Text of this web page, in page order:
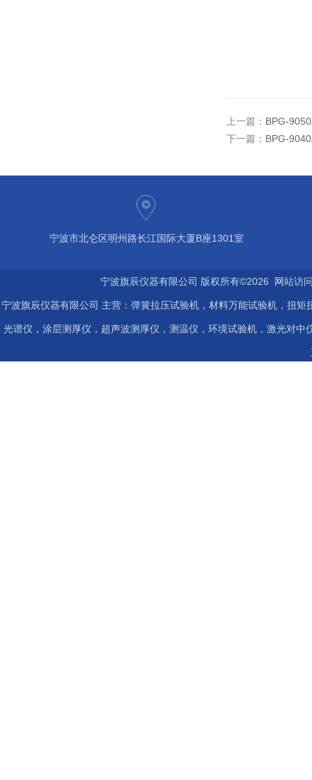
上一篇： BPG-
下一篇： BPG-
宁波市北仑区明州路长江国际大厦B座1301室
宁波旗辰仪器有限公司 版权所有©2026 网站
宁波旗辰仪器有限公司 主营：弹簧拉压试验机，材料万能试验机，扭
光谱仪，涂层测厚仪，超声波测厚仪，测温仪，环境试验机，激光对